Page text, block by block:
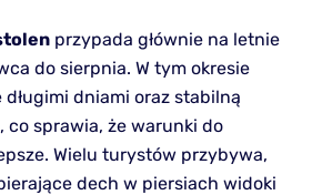
przypada głównie na letnie
do sierpnia. W tym okresie
długimi dniami oraz stabilną
co sprawia, że warunki do
Wielu turystów przybywa,
dech w piersiach widoki